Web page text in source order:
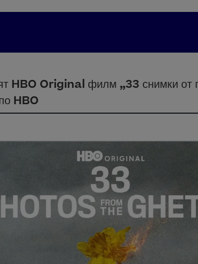
HBO Original филм „33 снимки от
HBO